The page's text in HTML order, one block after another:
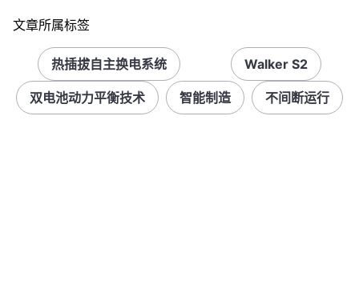
文章所属标签
热插拔自主换电系统 Walker S2
双电池动力平衡技术 智能制造 不间断运行